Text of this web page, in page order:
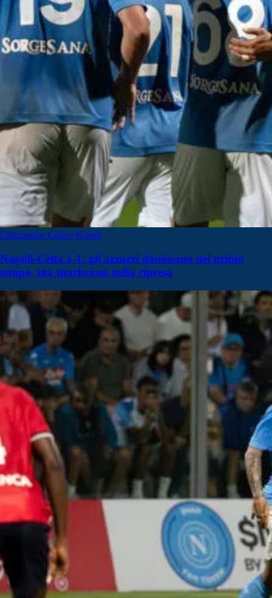
Ultimissime Calcio Napoli
Napoli-Celta 1-1: gli azzurri dominano nel primo
tempo, ma spariscono nella ripresa